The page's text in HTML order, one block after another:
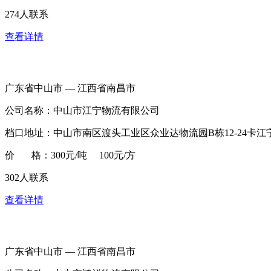
274人联系
查看详情
广东省中山市 — 江西省南昌市
公司名称：中山市江宁物流有限公司
档口地址：中山市南区渡头工业区众业达物流园B栋12-24卡江
价 格：300元/吨 100元/方
302人联系
查看详情
广东省中山市 — 江西省南昌市